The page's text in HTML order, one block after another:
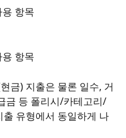
항목
항목
금) 지출은 물론 일수, 거
금 등 폴리시/카테고리/
유형에서 동일하게 나